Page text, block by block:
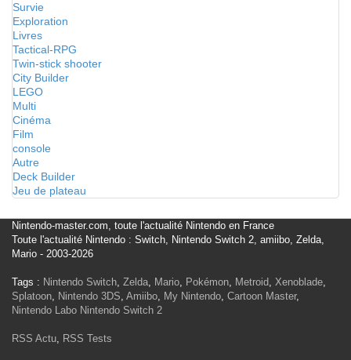
Survie
Exploration
Livres
Tactical-RPG
Twin-stick shooter
City Builder
LEGO
Multi
Cinéma
Film
console
Autre
Deck Builder
Jeu de plateau
Nintendo-master.com, toute l'actualité Nintendo en France
Toute l'actualité Nintendo : Switch, Nintendo Switch 2, amiibo, Zelda,
Mario - 2003-2026
Tags : Nintendo Switch, Zelda, Mario, Pokémon, Metroid, Xenoblade,
Splatoon, Nintendo 3DS, Amiibo, My Nintendo, Cartoon Master,
Nintendo Labo Nintendo Switch 2
RSS Actu, RSS Tests